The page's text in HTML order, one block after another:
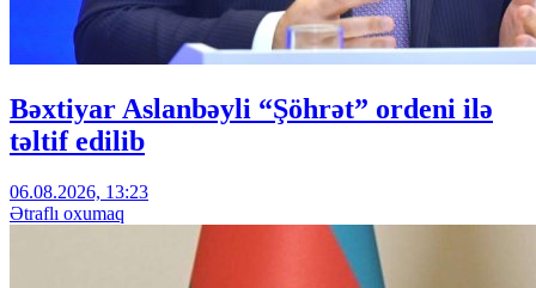
Bəxtiyar Aslanbəyli “Şöhrət” ordeni ilə
təltif edilib
06.08.2026, 13:23
Ətraflı oxumaq